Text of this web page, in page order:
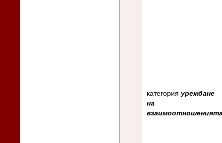
категория уреждане
на